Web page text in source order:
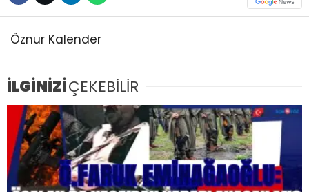
Öznur Kalender
İLGİNİZİÇEKEBİLİR